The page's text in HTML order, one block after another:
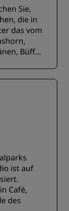
Sie,
die in
das vom
Büffel,
ist auf
Café,
des